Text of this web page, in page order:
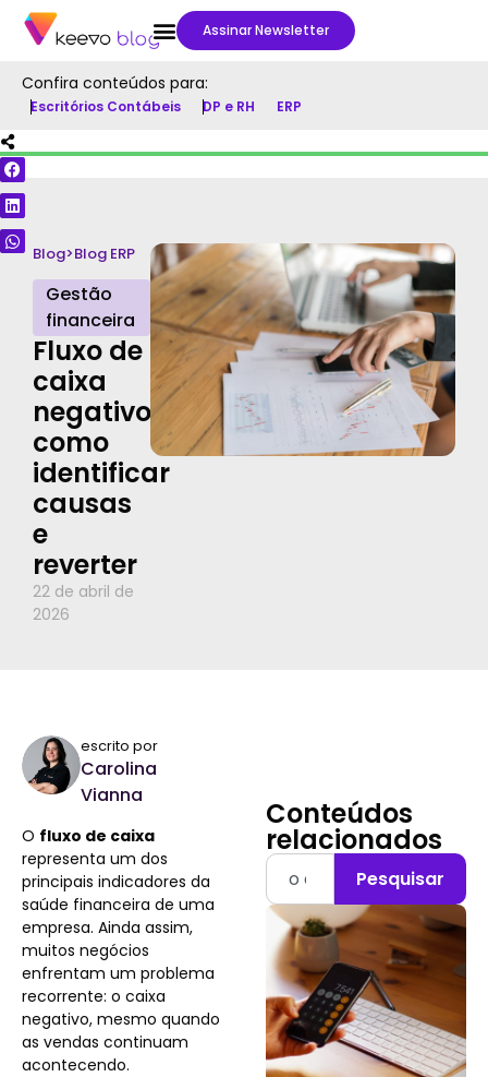
Assinar Newsletter
Confira conteúdos para:
Escritórios Contábeis DP e RH ERP
Blog>Blog ERP
Gestão
financeira
Fluxo de
caixa
negativo:
como
identificar
causas
e
reverter
22 de abril de
2026
escrito por
Carolina
Vianna
O fluxo de caixa
representa um dos
principais indicadores da
saúde financeira de uma
empresa. Ainda assim,
muitos negócios
enfrentam um problema
recorrente: o caixa
negativo, mesmo quando
as vendas continuam
acontecendo.
Conteúdos
relacionados
Pesquisar